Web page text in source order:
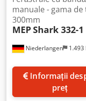
Niederlangen 1.493
manuale - gama
300mm
MEPShark 332-1
preț